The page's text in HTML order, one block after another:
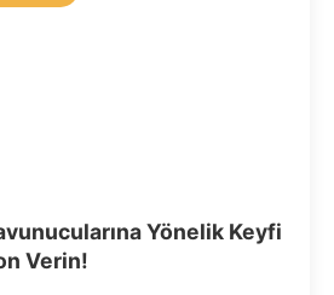
Yönelik Keyfi
Verin!